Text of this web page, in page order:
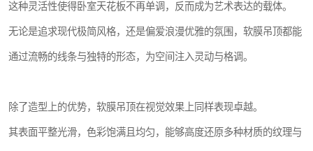
这种灵活性使得卧室天花板不再单调，反而成为艺术表达的载体。
无论是追求现代极简风格，还是偏爱浪漫优雅的氛围，软膜吊顶都能
通过流畅的线条与独特的形态，为空间注入灵动与格调。
除了造型上的优势，软膜吊顶在视觉效果上同样表现卓越。
其表面平整光滑，色彩饱满且均匀，能够高度还原多种材质的纹理与